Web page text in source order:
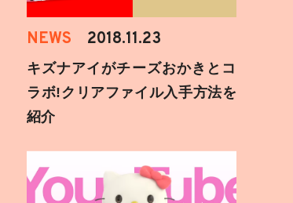
NEWS 2018.11.23
キズナアイがチーズおかきとコ
ラボ!クリアファイル入手方法を
紹介